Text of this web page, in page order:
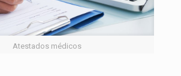
Atestados médicos